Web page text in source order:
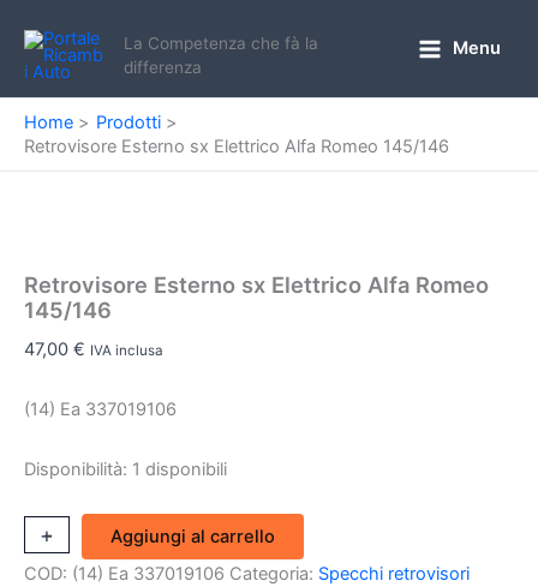
contenuto
La Competenza che fà la
differenza
Menu
Home
Prodotti
Retrovisore Esterno sx Elettrico Alfa Romeo 145/146
Retrovisore Esterno sx Elettrico Alfa Romeo
145/146
47,00 € IVA inclusa
(14) Ea 337019106
Disponibilità: 1 disponibili
-
Retrovisore
Esterno
sx
+
Aggiungi al carrello
COD: (14) Ea 337019106 Categoria: Specchi retrovisori